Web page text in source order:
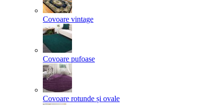
Covoare vintage
Covoare pufoase
Covoare rotunde și ovale